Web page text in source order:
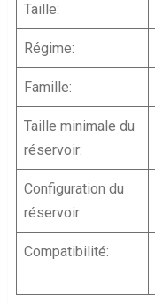
Taille:
Régime:
Famille:
Taille minimale du
réservoir:
Configuration du
réservoir:
Compatibilité: